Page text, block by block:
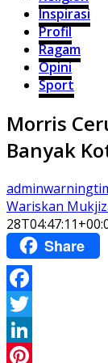
Inspirasi
Profil
Ragam
Opini
Sport
Morris
Banyak
Wariskan
Share
Facebook
Twitter
LinkedIn